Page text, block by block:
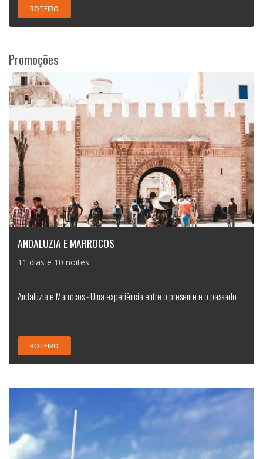
ROTEIRO
Promoções
ANDALUZIA E MARROCOS
11 dias e 10 noites
Andaluzia e Marrocos - Uma experiência entre o presente e o passado
ROTEIRO